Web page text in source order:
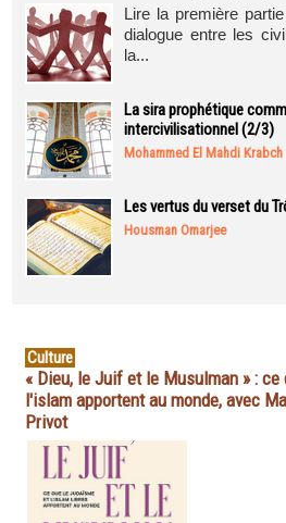
Lire la première
dialogue entre les
la...
La sira prophétique
intercivilisationnel (2/3)
Mohammed El Mahdi Krabch
Les vertus du verset du
Housman Omarjee
Culture
« Dieu, le Juif et le Musulman » :
l'islam apportent au monde, avec
Privot